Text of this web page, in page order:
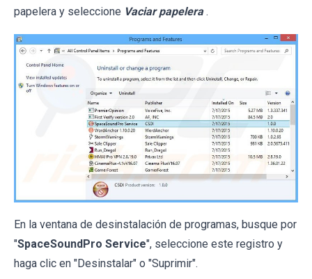
papelera y seleccione Vaciar papelera .
En la ventana de desinstalación de programas, busque por
"SpaceSoundPro Service", seleccione este registro y
haga clic en "Desinstalar" o "Suprimir".